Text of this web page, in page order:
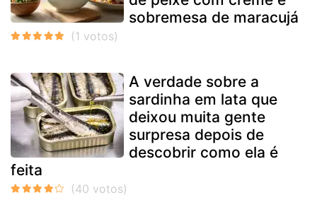
sobremesa de maracujá
A verdade sobre a
sardinha em lata que
deixou muita gente
surpresa depois de
descobrir como ela é
feita